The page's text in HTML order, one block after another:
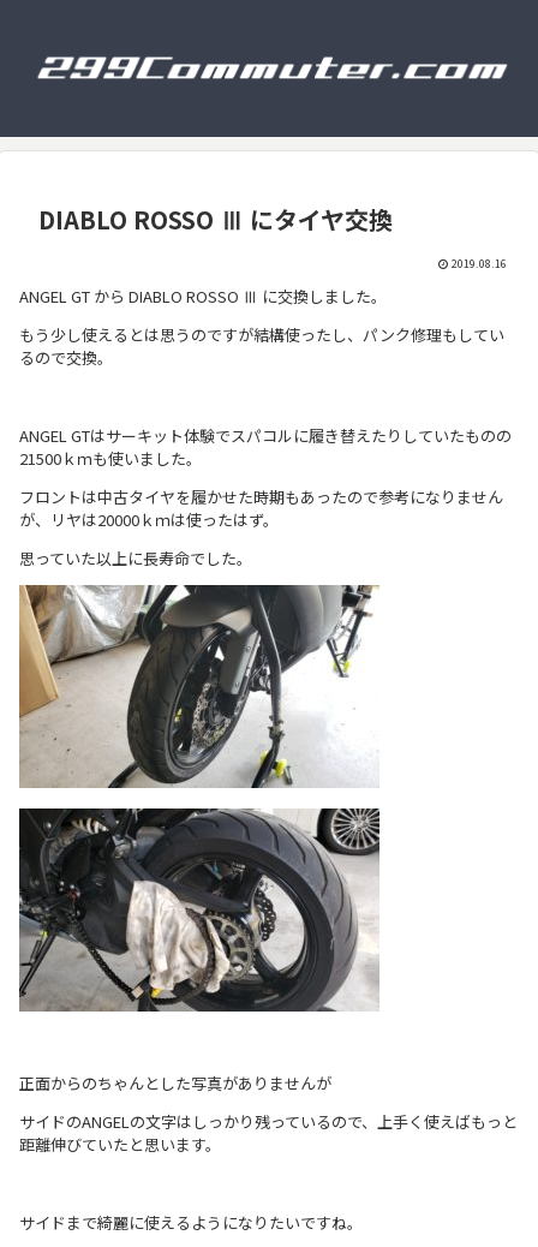
DIABLO ROSSO Ⅲ にタイヤ交換
2019.08.16
ANGEL GT から DIABLO ROSSO Ⅲ に交換しました。
もう少し使えるとは思うのですが結構使ったし、パンク修理もしてい
るので交換。
ANGEL GTはサーキット体験でスパコルに履き替えたりしていたものの
21500ｋｍも使いました。
フロントは中古タイヤを履かせた時期もあったので参考になりません
が、リヤは20000ｋｍは使ったはず。
思っていた以上に長寿命でした。
正面からのちゃんとした写真がありませんが
サイドのANGELの文字はしっかり残っているので、上手く使えばもっと
距離伸びていたと思います。
サイドまで綺麗に使えるようになりたいですね。